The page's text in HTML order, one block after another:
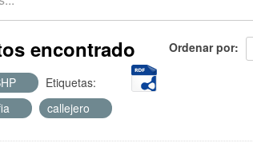
Ordenar por
encontrado
Etiquetas:
callejero